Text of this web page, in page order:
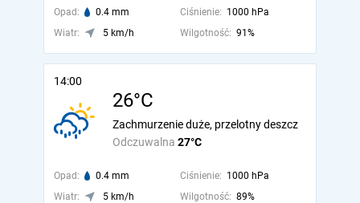
Opad: 0.4 mm Ciśnienie: 1000 hPa
Wiatr:
5 km/h Wilgotność: 91%
14:00
26°C
Odczuwalna 27°C
Zachmurzenie duże, przelotny deszcz
Opad: 0.4 mm Ciśnienie: 1000 hPa
Wiatr:
5 km/h Wilgotność: 89%